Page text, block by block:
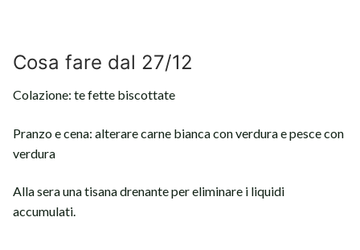
Cosa fare dal 27/12
Colazione: te fette biscottate
Pranzo e cena: alterare carne bianca con verdura e pesce con
verdura
Alla sera una tisana drenante per eliminare i liquidi
accumulati.